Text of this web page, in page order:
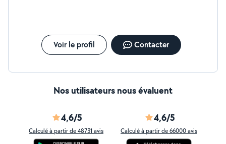
Voir le profil Contacter
Nos utilisateurs nous évaluent
4,6/5
Calculé à partir de 48731 avis
4,6/5
Calculé à partir de 66000 avis